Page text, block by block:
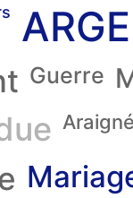
Guerre